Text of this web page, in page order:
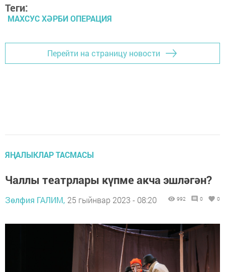
Теги:
МАХСУС ХӘРБИ ОПЕРАЦИЯ
Перейти на страницу новости
ЯҢАЛЫКЛАР ТАСМАСЫ
Чаллы театрлары күпме акча эшләгән?
Зөлфия ГАЛИМ, 25 гыйнвар 2023 - 08:20 992 0 0